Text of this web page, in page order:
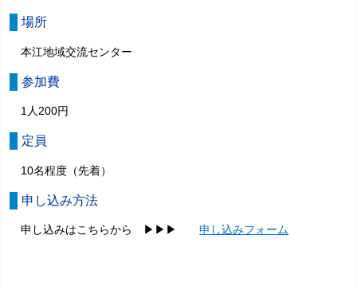
場所
本江地域交流センター
参加費
1人200円
定員
10名程度（先着）
申し込み方法
申し込みはこちらから ▶ ▶ ▶申し込みフォーム